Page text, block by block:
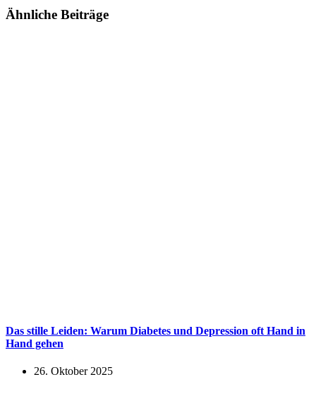
Ähnliche Beiträge
Das stille Leiden: Warum Diabetes und Depression oft Hand in
Hand gehen
26. Oktober 2025